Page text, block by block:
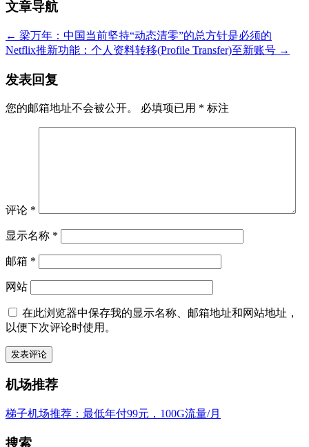
文章导航
← 梁万年：中国当前坚持“动态清零”的总方针是必须的
Netflix推新功能：个人资料转移(Profile Transfer)至新账号 →
发表回复
您的邮箱地址不会被公开。 必填项已用 * 标注
评论 *
显示名称 *
邮箱 *
网站
在此浏览器中保存我的显示名称、邮箱地址和网站地址，
以便下次评论时使用。
机场推荐
梯子机场推荐：最低年付99元，100G流量/月
搜索